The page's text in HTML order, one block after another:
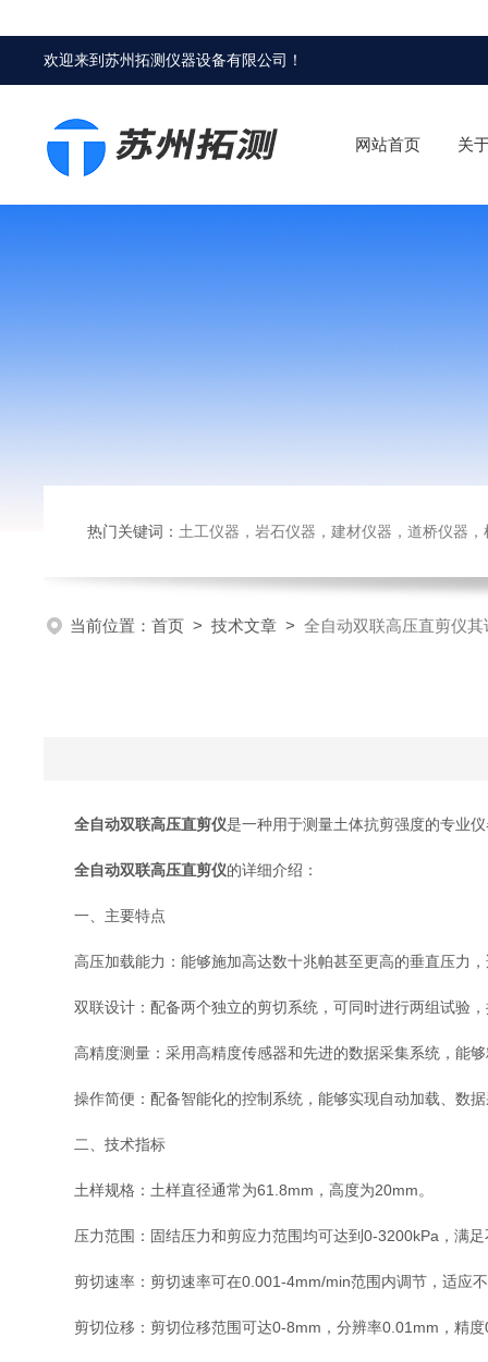
欢迎来到苏州拓测仪器设备有限公司 ！
网站首页 关
热门关键词： 土工仪器，岩石仪器，建材仪器，道桥仪器，检测
当前位置： 首页 > 技术文章 > 全自动双联高压直剪仪其
全自动双联高压直剪仪是一种用于测量土体抗剪强度的专业
全自动双联高压直剪仪的详细介绍：
一、主要特点
高压加载能力：能够施加高达数十兆帕甚至更高的垂直压力，
双联设计：配备两个独立的剪切系统，可同时进行两组试验，
高精度测量：采用高精度传感器和先进的数据采集系统，能够
操作简便：配备智能化的控制系统，能够实现自动加载、数据
二、技术指标
土样规格：土样直径通常为61.8mm，高度为20mm。
压力范围：固结压力和剪应力范围均可达到0-3200kPa，满足
剪切速率：剪切速率可在0.001-4mm/min范围内调节，适应
剪切位移：剪切位移范围可达0-8mm，分辨率0.01mm，精度